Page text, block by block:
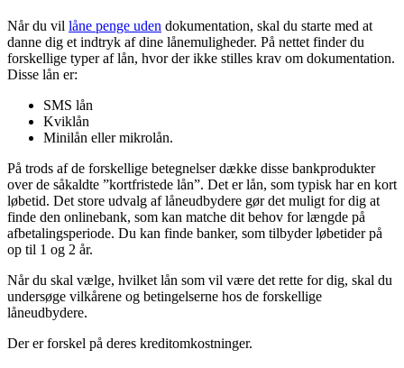
Når du vil låne penge uden dokumentation, skal du starte med at
danne dig et indtryk af dine lånemuligheder. På nettet finder du
forskellige typer af lån, hvor der ikke stilles krav om dokumentation.
Disse lån er:
SMS lån
Kviklån
Minilån eller mikrolån.
På trods af de forskellige betegnelser dække disse bankprodukter
over de såkaldte ”kortfristede lån”. Det er lån, som typisk har en kort
løbetid. Det store udvalg af låneudbydere gør det muligt for dig at
finde den onlinebank, som kan matche dit behov for længde på
afbetalingsperiode. Du kan finde banker, som tilbyder løbetider på
op til 1 og 2 år.
Når du skal vælge, hvilket lån som vil være det rette for dig, skal du
undersøge vilkårene og betingelserne hos de forskellige
låneudbydere.
Der er forskel på deres kreditomkostninger.